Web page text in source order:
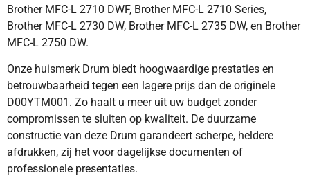
Brother MFC-L 2710 DWF, Brother MFC-L 2710 Series,
Brother MFC-L 2730 DW, Brother MFC-L 2735 DW, en Brother
MFC-L 2750 DW.
Onze huismerk Drum biedt hoogwaardige prestaties en
betrouwbaarheid tegen een lagere prijs dan de originele
D00YTM001. Zo haalt u meer uit uw budget zonder
compromissen te sluiten op kwaliteit. De duurzame
constructie van deze Drum garandeert scherpe, heldere
afdrukken, zij het voor dagelijkse documenten of
professionele presentaties.